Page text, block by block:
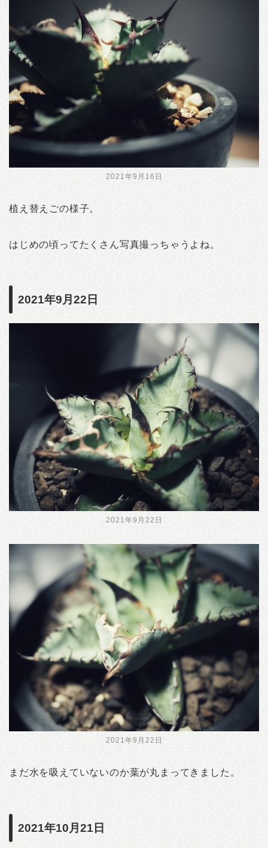
2021年9月16日
植え替えごの様子。
はじめの頃ってたくさん写真撮っちゃうよね。
2021年9月22日
2021年9月22日
2021年9月22日
まだ水を吸えていないのか葉が丸まってきました。
2021年10月21日